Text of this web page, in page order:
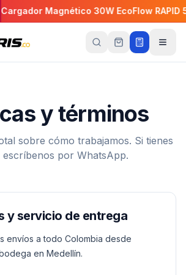
Magnético 30W EcoFlow RAPID
y términos
sobre cómo trabajamos. Si tienes
escríbenos por WhatsApp.
y servicio de entrega
envíos a todo Colombia desde
en Medellín.